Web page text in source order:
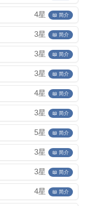
4星 📖 简介
3星 📖 简介
3星 📖 简介
3星 📖 简介
4星 📖 简介
3星 📖 简介
5星 📖 简介
3星 📖 简介
3星 📖 简介
4星 📖 简介